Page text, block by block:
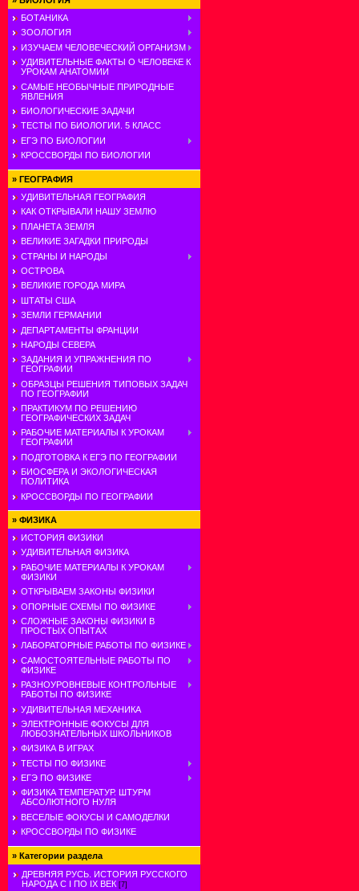
БОТАНИКА
ЗООЛОГИЯ
ИЗУЧАЕМ ЧЕЛОВЕЧЕСКИЙ ОРГАНИЗМ
УДИВИТЕЛЬНЫЕ ФАКТЫ О ЧЕЛОВЕКЕ К
УРОКАМ АНАТОМИИ
САМЫЕ НЕОБЫЧНЫЕ ПРИРОДНЫЕ
ЯВЛЕНИЯ
БИОЛОГИЧЕСКИЕ ЗАДАЧИ
ТЕСТЫ ПО БИОЛОГИИ. 5 КЛАСС
ЕГЭ ПО БИОЛОГИИ
КРОССВОРДЫ ПО БИОЛОГИИ
» ГЕОГРАФИЯ
УДИВИТЕЛЬНАЯ ГЕОГРАФИЯ
КАК ОТКРЫВАЛИ НАШУ ЗЕМЛЮ
ПЛАНЕТА ЗЕМЛЯ
ВЕЛИКИЕ ЗАГАДКИ ПРИРОДЫ
СТРАНЫ И НАРОДЫ
ОСТРОВА
ВЕЛИКИЕ ГОРОДА МИРА
ШТАТЫ США
ЗЕМЛИ ГЕРМАНИИ
ДЕПАРТАМЕНТЫ ФРАНЦИИ
НАРОДЫ СЕВЕРА
ЗАДАНИЯ И УПРАЖНЕНИЯ ПО
ГЕОГРАФИИ
ОБРАЗЦЫ РЕШЕНИЯ ТИПОВЫХ ЗАДАЧ
ПО ГЕОГРАФИИ
ПРАКТИКУМ ПО РЕШЕНИЮ
ГЕОГРАФИЧЕСКИХ ЗАДАЧ
РАБОЧИЕ МАТЕРИАЛЫ К УРОКАМ
ГЕОГРАФИИ
ПОДГОТОВКА К ЕГЭ ПО ГЕОГРАФИИ
БИОСФЕРА И ЭКОЛОГИЧЕСКАЯ
ПОЛИТИКА
КРОССВОРДЫ ПО ГЕОГРАФИИ
» ФИЗИКА
ИСТОРИЯ ФИЗИКИ
УДИВИТЕЛЬНАЯ ФИЗИКА
РАБОЧИЕ МАТЕРИАЛЫ К УРОКАМ
ФИЗИКИ
ОТКРЫВАЕМ ЗАКОНЫ ФИЗИКИ
ОПОРНЫЕ СХЕМЫ ПО ФИЗИКЕ
СЛОЖНЫЕ ЗАКОНЫ ФИЗИКИ В
ПРОСТЫХ ОПЫТАХ
ЛАБОРАТОРНЫЕ РАБОТЫ ПО ФИЗИКЕ
САМОСТОЯТЕЛЬНЫЕ РАБОТЫ ПО
ФИЗИКЕ
РАЗНОУРОВНЕВЫЕ КОНТРОЛЬНЫЕ
РАБОТЫ ПО ФИЗИКЕ
УДИВИТЕЛЬНАЯ МЕХАНИКА
ЭЛЕКТРОННЫЕ ФОКУСЫ ДЛЯ
ЛЮБОЗНАТЕЛЬНЫХ ШКОЛЬНИКОВ
ФИЗИКА В ИГРАХ
ТЕСТЫ ПО ФИЗИКЕ
ЕГЭ ПО ФИЗИКЕ
ФИЗИКА ТЕМПЕРАТУР. ШТУРМ
АБСОЛЮТНОГО НУЛЯ
ВЕСЕЛЫЕ ФОКУСЫ И САМОДЕЛКИ
КРОССВОРДЫ ПО ФИЗИКЕ
» Категории раздела
ДРЕВНЯЯ РУСЬ. ИСТОРИЯ РУССКОГО
НАРОДА С I ПО IX ВЕК [7]